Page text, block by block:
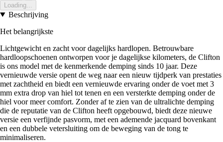
Loading...
Beschrijving
Het belangrijkste
Lichtgewicht en zacht voor dagelijks hardlopen. Betrouwbare
hardloopschoenen ontworpen voor je dagelijkse kilometers, de Clifton
is ons model met de kenmerkende demping sinds 10 jaar. Deze
vernieuwde versie opent de weg naar een nieuw tijdperk van prestaties
met zachtheid en biedt een vernieuwde ervaring onder de voet met 3
mm extra drop van hiel tot tenen en een versterkte demping onder de
hiel voor meer comfort. Zonder af te zien van de ultralichte demping
die de reputatie van de Clifton heeft opgebouwd, biedt deze nieuwe
versie een verfijnde pasvorm, met een ademende jacquard bovenkant
en een dubbele vetersluiting om de beweging van de tong te
minimaliseren.